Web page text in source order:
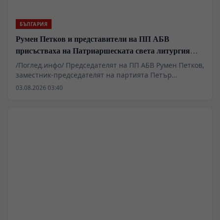
БЪЛГАРИЯ
Румен Петков и представители на ПП АБВ
присъстваха на Патриаршеската света литургия
пред Хавайската мироточива икона
/Поглед.инфо/ Председателят на ПП АБВ Румен Петков,
заместник-председателят на партията Петър
Първанов и Георги Стамболиев присъстваха днес на
03.08.2026 03:40